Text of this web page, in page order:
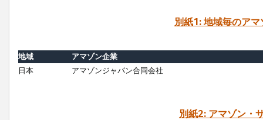
別紙1: 地域毎のア
地域
アマゾン企業
日本
アマゾンジャパン合同会社
別紙2: アマゾン・